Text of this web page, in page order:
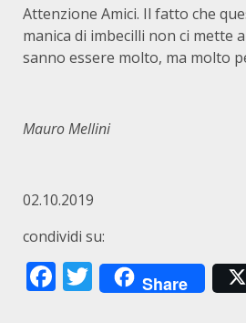
Attenzione Amici. Il fatto che
manica di imbecilli non ci mette
sanno essere molto, ma molto
Mauro Mellini
02.10.2019
condividi su:
Facebook
Twitter
Share